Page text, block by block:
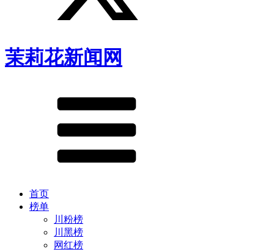
茉莉花新闻网
首页
榜单
川粉榜
川黑榜
网红榜